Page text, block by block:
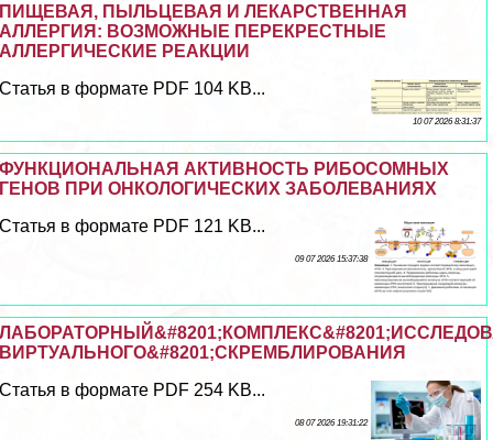
ПИЩЕВАЯ, ПЫЛЬЦЕВАЯ И ЛЕКАРСТВЕННАЯ
АЛЛЕРГИЯ: ВОЗМОЖНЫЕ ПЕРЕКРЕСТНЫЕ
АЛЛЕРГИЧЕСКИЕ РЕАКЦИИ
Статья в формате PDF 104 KB...
10 07 2026 8:31:37
ФУНКЦИОНАЛЬНАЯ АКТИВНОСТЬ РИБОСОМНЫХ
ГЕНОВ ПРИ ОНКОЛОГИЧЕСКИХ ЗАБОЛЕВАНИЯХ
Статья в формате PDF 121 KB...
09 07 2026 15:37:38
ВИРТУАЛЬНОГО&#8201;СКРЕМБЛИРОВАНИЯ
Статья в формате PDF 254 KB...
08 07 2026 19:31:22